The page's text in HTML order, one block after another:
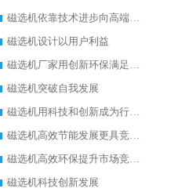
磁选机依靠技术进步向高端转型
磁选机设计以用户利益
磁选机厂家用创新环保满足市发展
磁选机突破自我发展
磁选机用科技和创新成为行业中的顶梁柱
磁选机高效节能发展更具竞争力
磁选机高效环保提升市场竞争力
磁选机科技创新发展